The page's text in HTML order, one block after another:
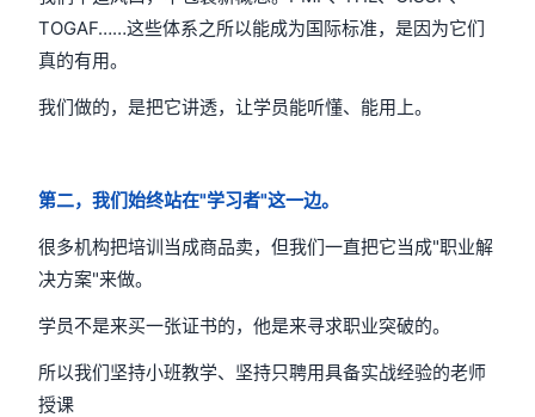
TOGAF……这些体系之所以能成为国际标准，是因为它们
真的有用。
我们做的，是把它讲透，让学员能听懂、能用上。
第二，我们始终站在"学习者"这一边。
很多机构把培训当成商品卖，但我们一直把它当成"职业解
决方案"来做。
学员不是来买一张证书的，他是来寻求职业突破的。
所以我们坚持小班教学、坚持只聘用具备实战经验的老师
授课